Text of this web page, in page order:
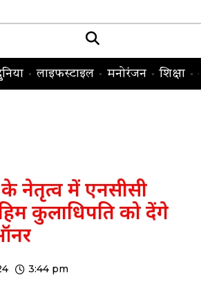
लाइफस्टाइल मनोरंजन शिक्षा
नेतृत्व में एनसीसी
कुलाधिपति को देंगे
3:44 pm